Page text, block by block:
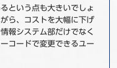
という点も大きいでしょ
ら、コストを大幅に下げ
報システム部だけでなく
コードで変更できるユー